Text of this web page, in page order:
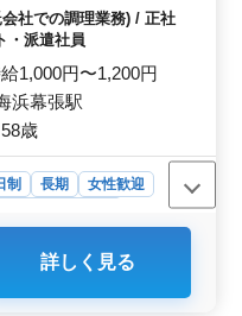
のご応募お待ちしており
社での調理業務) / 正社
・派遣社員
1,000円〜1,200円
浜幕張駅
歳
制 長期
女性歓迎
、土日が休日となって
詳しく見る